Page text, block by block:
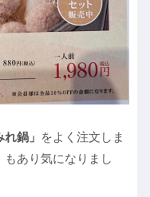
れ鍋」 をよく注文しま
もあり気になりまし